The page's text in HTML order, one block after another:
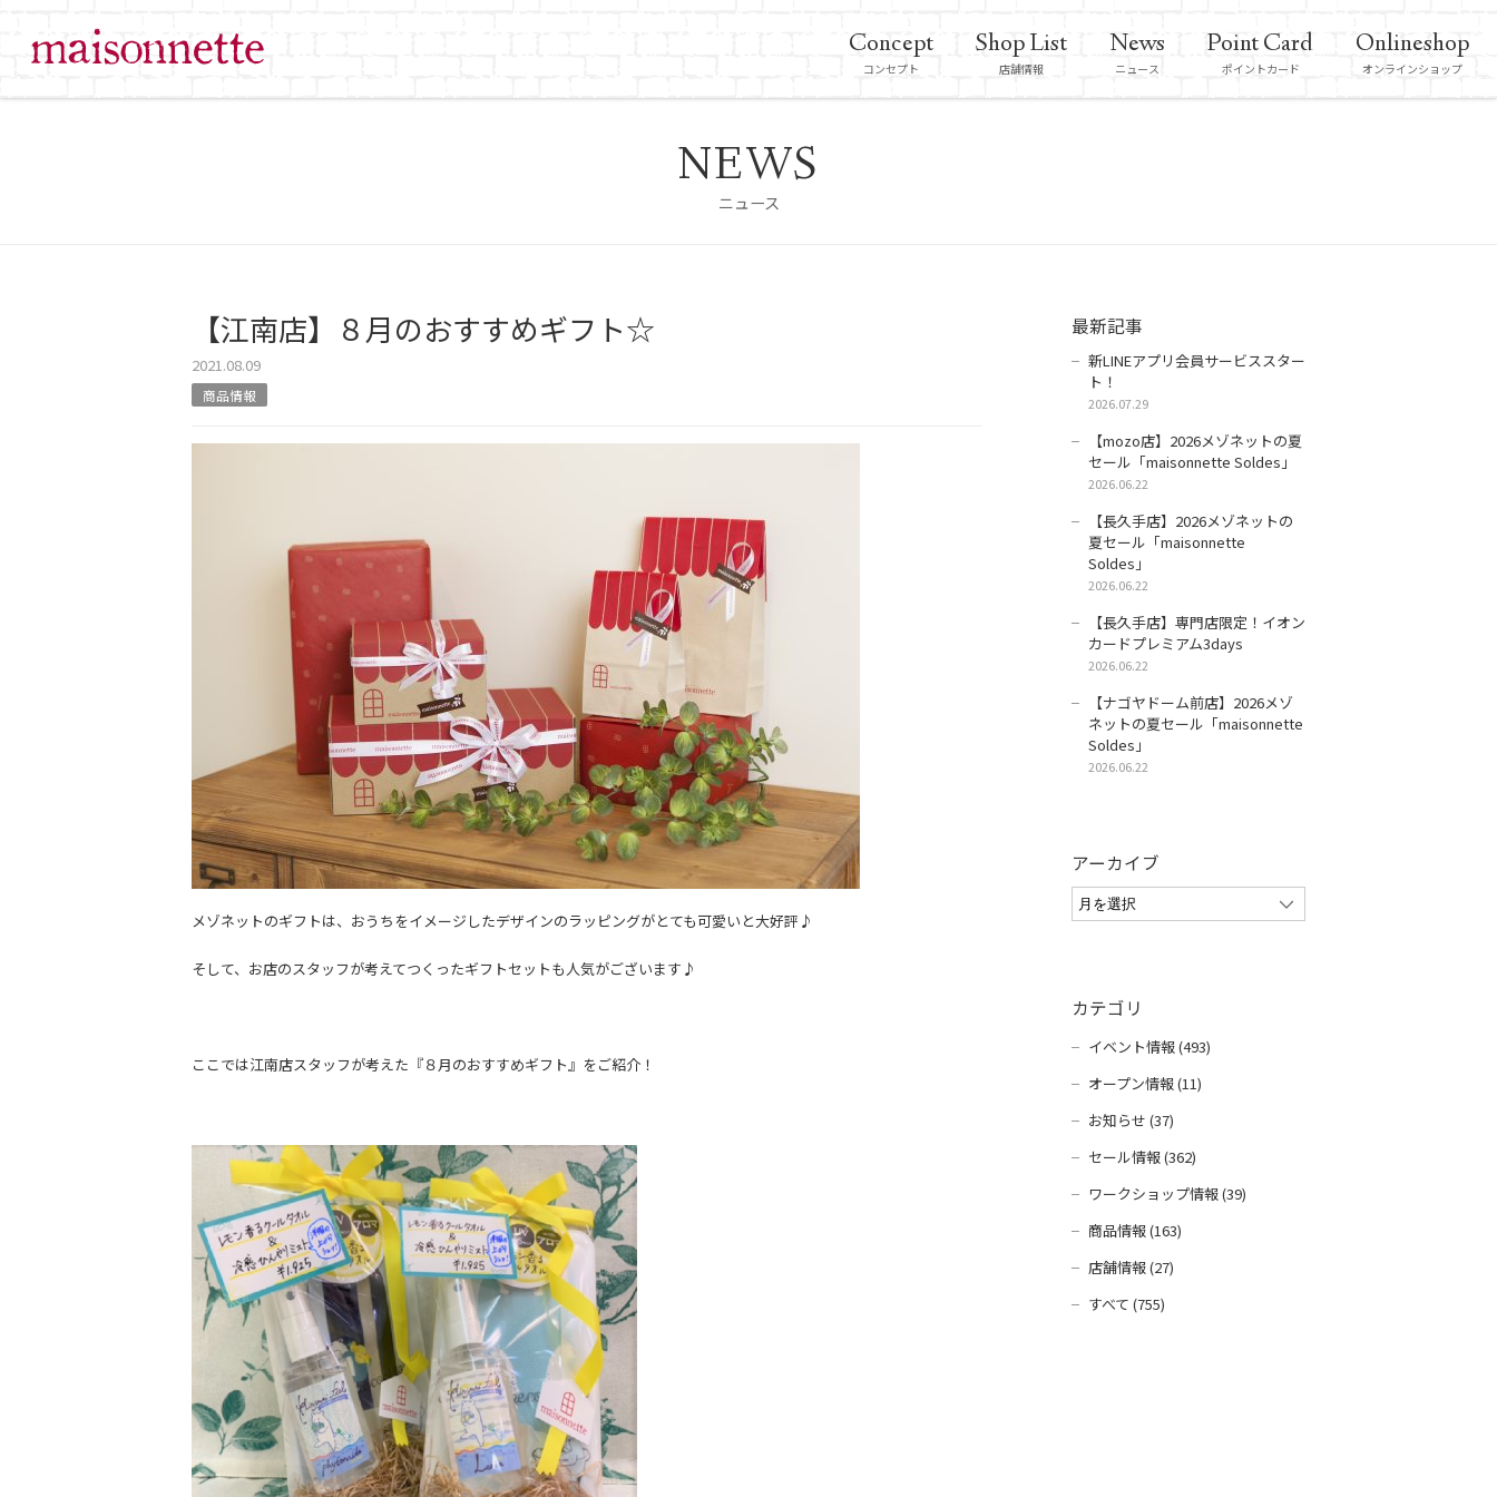
Concept
コンセプト
Shop List
店舗情報
News
ニュース
Point Card
ポイントカード
Onlineshop
オンラインショップ
NEWS
ニュース
【江南店】８月のおすすめギフト☆
2021.08.09
商品情報
メゾネットのギフトは、おうちをイメージしたデザインのラッピングがとても可愛いと大好評♪
そして、お店のスタッフが考えてつくったギフトセットも人気がございます♪
ここでは江南店スタッフが考えた『８月のおすすめギフト』をご紹介！
最新記事
新LINEアプリ会員サービススター
ト！
2026.07.29
【mozo店】2026メゾネットの夏
セール「maisonnette Soldes」
2026.06.22
【長久手店】2026メゾネットの
夏セール「maisonnette
Soldes」
2026.06.22
【長久手店】専門店限定！イオン
カードプレミアム3days
2026.06.22
【ナゴヤドーム前店】2026メゾ
ネットの夏セール「maisonnette
Soldes」
2026.06.22
アーカイブ
カテゴリ
イベント情報 (493)
オープン情報 (11)
お知らせ (37)
セール情報 (362)
ワークショップ情報 (39)
商品情報 (163)
店舗情報 (27)
すべて (755)